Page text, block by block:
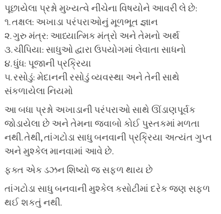
પૂછાયેલા પ્રશ્નો મુખ્યત્વે નીચેના વિષયોને આવરી લે છે:
૧. તક્ષલ: અખાડા પરંપરાઓનું મૂળભૂત જ્ઞાન
૨. ગુરુ મંત્ર: આધ્યાત્મિક મંત્રો અને તેમનો અર્થ
૩. ચીપિયા: સાધુઓ દ્વારા ઉપયોગમાં લેવાતા સાધનો
૪. ધુંધ: પૂજાની પ્રક્રિયા
૫. રસોડું: મેદાનની રસોડું વ્યવસ્થા અને તેની સાથે
સંકળાયેલા નિયમો
આ બધા પ્રશ્નો અખાડાની પરંપરાઓ સાથે ઊંડાણપૂર્વક
જોડાયેલા છે અને તેમના જવાબો કોઈ પુસ્તકમાં મળતા
નથી. તેથી, તાંગટોડા સાધુ બનવાની પ્રક્રિયા અત્યંત ગુપ્ત
અને મુશ્કેલ માનવામાં આવે છે.
ફક્ત એક ડઝન શિષ્યો જ સફળ થાય છે
તાંગટોડા સાધુ બનવાની મુશ્કેલ કસોટીમાં દરેક જણ સફળ
થઈ શકતું નથી.